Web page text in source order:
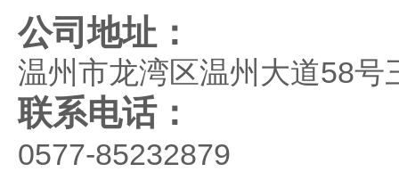
公司地址：
温州市龙湾区温州大道58号
联系电话：
0577-85232879